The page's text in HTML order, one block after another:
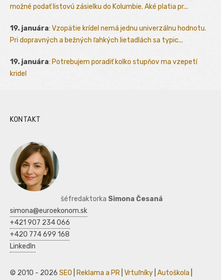
možné podať listovú zásielku do Kolumbie. Aké platia pr...
19. januára: Vzopätie krídel nemá jednu univerzálnu hodnotu.
Pri dopravných a bežných ľahkých lietadlách sa typic...
19. januára: Potrebujem poradiť kolko stupňov ma vzepetí
kridel
KONTAKT
šéfredaktorka Simona Česaná
simona@euroekonom.sk
+421 907 234 066
+420 774 699 168
LinkedIn
© 2010 - 2026 SEO Reklama a PR Vrtuľníky Autoškola